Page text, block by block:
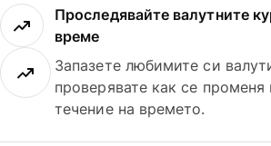
Проследявайте валутните
време
Запазете любимите си
проверявате как се променя
течение на времето.